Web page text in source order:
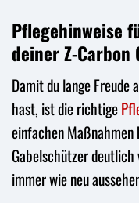
Pflegehinweise
deiner Z-Carbon
Damit du lange Freude
hast, ist die richtige
einfachen Maßnahmen
Gabelschützer
immer wie neu